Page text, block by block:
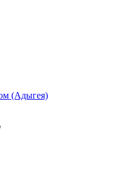
(Адыгея)